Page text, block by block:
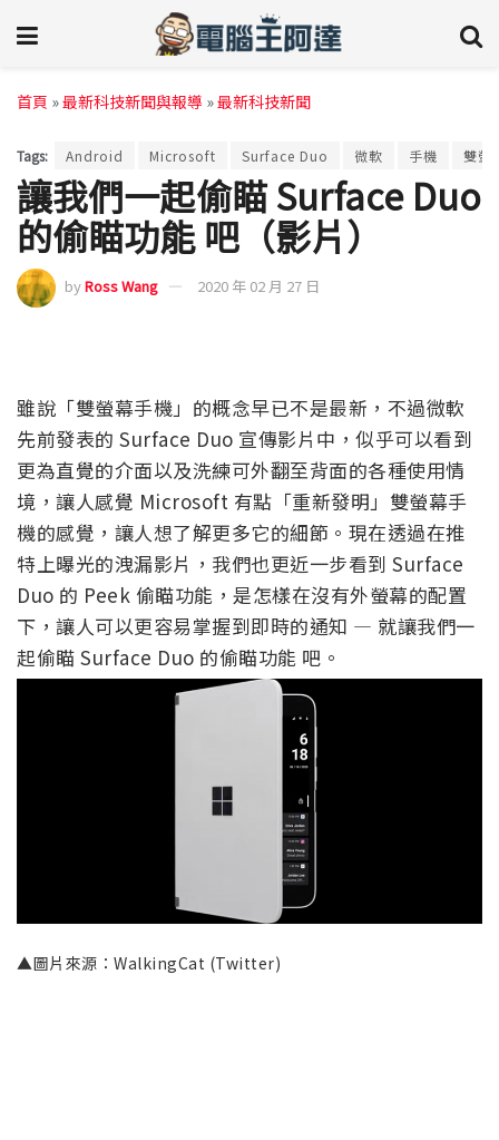
首頁 »最新科技新聞與報導 »最新科技新聞
Tags: Android Microsoft Surface Duo 微軟 手機 雙螢
讓我們一起偷瞄 Surface Duo
的偷瞄功能 吧（影片）
byRoss Wang 2020 年 02 月 27 日
雖說「雙螢幕手機」的概念早已不是最新，不過微軟
先前發表的 Surface Duo 宣傳影片中，似乎可以看到
更為直覺的介面以及洗練可外翻至背面的各種使用情
境，讓人感覺 Microsoft 有點「重新發明」雙螢幕手
機的感覺，讓人想了解更多它的細節。現在透過在推
特上曝光的洩漏影片，我們也更近一步看到 Surface
Duo 的 Peek 偷瞄功能，是怎樣在沒有外螢幕的配置
下，讓人可以更容易掌握到即時的通知 — 就讓我們一
起偷瞄 Surface Duo 的偷瞄功能 吧。
▲圖片來源：WalkingCat (Twitter)